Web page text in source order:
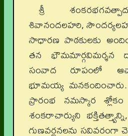
శ్రీ
శివానందలహరి,
సాధారణ పాఠకులకు
తన భౌమమార్గవిమర్శన
సంవాద రూపంలో
భూమయ్య
ప్రారంభ నమస్కార
శంకరాచార్యుని
గుణవర్ణనలను సవివరంగా